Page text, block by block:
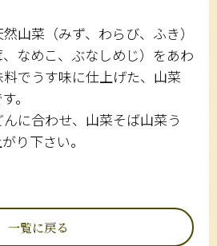
山菜（みず、わらび、ふき）
なめこ、ぶなしめじ）をあわ
でうす味に仕上げた、山菜
。
に合わせ、山菜そば山菜う
り下さい。
一覧に戻る